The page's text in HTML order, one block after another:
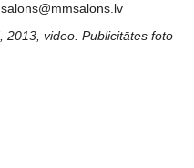
2013, video. Publicitātes foto